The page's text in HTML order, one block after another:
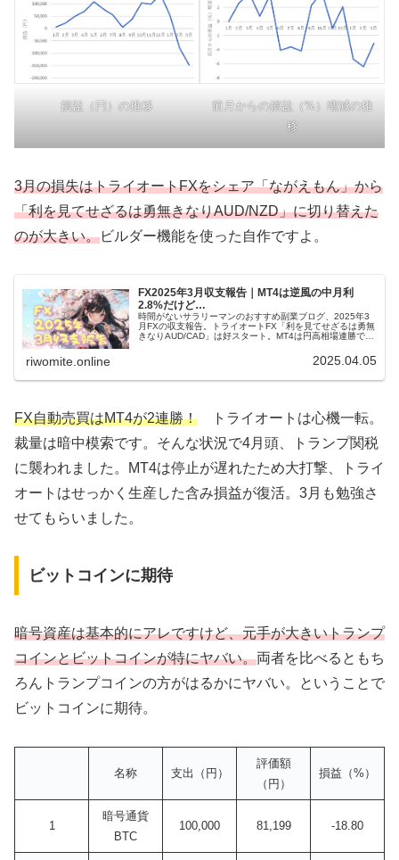
損益（円）の推移
前月からの損益（%）増減の推
移
3月の損失はトライオートFXをシェア「ながえもん」から
「利を見てせざるは勇無きなりAUD/NZD」に切り替えた
のが大きい。ビルダー機能を使った自作ですよ。
FX2025年3月収支報告｜MT4は逆風の中月利
2.8%だけど…
時間がないサラリーマンのおすすめ副業ブログ、2025年3
月FXの収支報告。トライオートFX「利を見てせざるは勇無
きなりAUD/CAD」は好スタート。MT4は円高相場連勝で
riwomite.online 2025.04.05
FX自動売買はMT4が2連勝！ トライオートは心機一転。
裁量は暗中模索です。そんな状況で4月頭、トランプ関税
に襲われました。MT4は停止が遅れたため大打撃、トライ
オートはせっかく生産した含み損益が復活。3月も勉強さ
せてもらいました。
ビットコインに期待
暗号資産は基本的にアレですけど、元手が大きいトランプ
コインとビットコインが特にヤバい。両者を比べるともち
ろんトランプコインの方がはるかにヤバい。ということで
ビットコインに期待。
名称 支出（円）
評価額
（円）
損益（%）
1
暗号通貨
BTC
100,000 81,199 -18.80